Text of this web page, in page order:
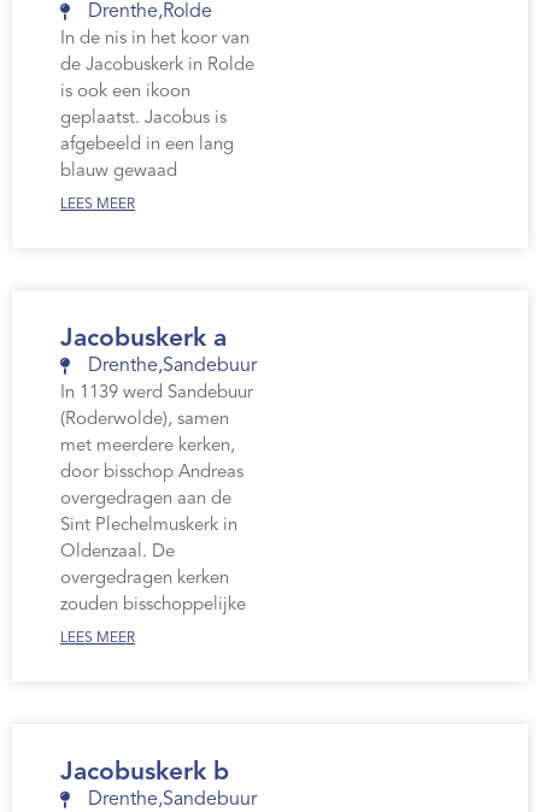
Drenthe,Rolde
In de nis in het koor van
de Jacobuskerk in Rolde
is ook een ikoon
geplaatst. Jacobus is
afgebeeld in een lang
blauw gewaad
LEES MEER
Jacobuskerk a
Drenthe,Sandebuur
In 1139 werd Sandebuur
(Roderwolde), samen
met meerdere kerken,
door bisschop Andreas
overgedragen aan de
Sint Plechelmuskerk in
Oldenzaal. De
overgedragen kerken
zouden bisschoppelijke
LEES MEER
Jacobuskerk b
Drenthe,Sandebuur